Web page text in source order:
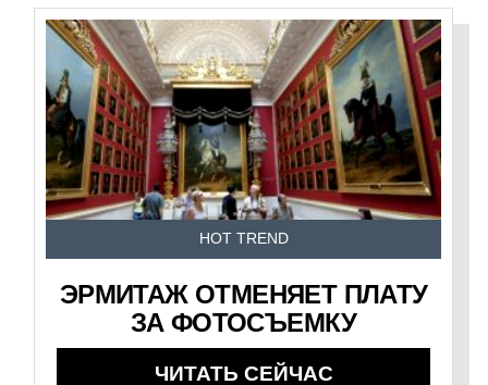
HOT TREND
ЭРМИТАЖ ОТМЕНЯЕТ ПЛАТУ
ЗА ФОТОСЪЕМКУ
ЧИТАТЬ СЕЙЧАС